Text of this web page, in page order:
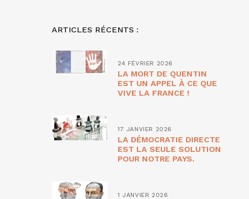
ARTICLES RÉCENTS :
24 FÉVRIER 2026
LA MORT DE QUENTIN
EST UN APPEL À CE QUE
VIVE LA FRANCE !
17 JANVIER 2026
LA DÉMOCRATIE DIRECTE
EST LA SEULE SOLUTION
POUR NOTRE PAYS.
1 JANVIER 2026